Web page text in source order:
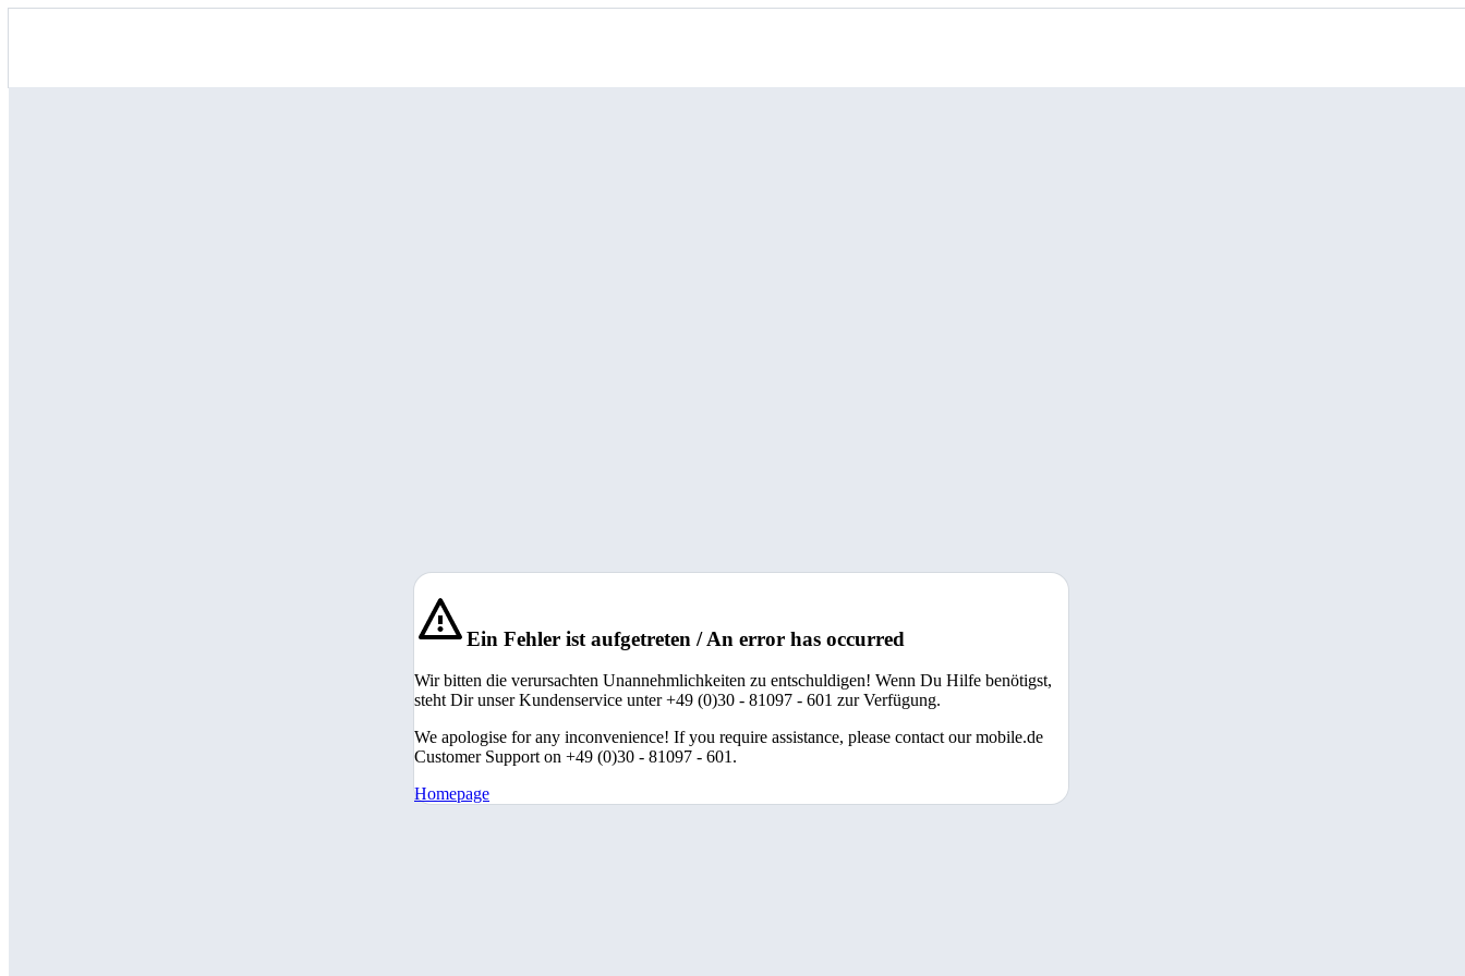
Ein Fehler ist aufgetreten / An error has occurred
Wir bitten die verursachten Unannehmlichkeiten zu entschuldigen! Wenn Du Hilfe benötigst,
steht Dir unser Kundenservice unter +49 (0)30 - 81097 - 601 zur Verfügung.
We apologise for any inconvenience! If you require assistance, please contact our mobile.de
Customer Support on +49 (0)30 - 81097 - 601.
Homepage